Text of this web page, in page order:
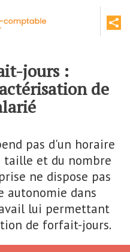
jours :
de
pas d'un horaire
taille et du nombre
ne dispose pas
autonomie dans
lui permettant
de forfait-jours.